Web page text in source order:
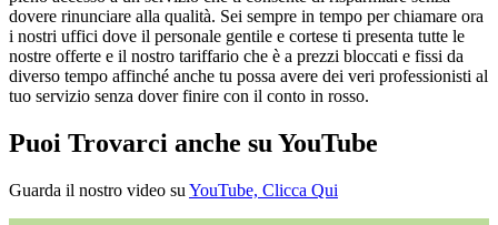
dovere rinunciare alla qualità. Sei sempre in tempo per chiamare ora
i nostri uffici dove il personale gentile e cortese ti presenta tutte le
nostre offerte e il nostro tariffario che è a prezzi bloccati e fissi da
diverso tempo affinché anche tu possa avere dei veri professionisti al
tuo servizio senza dover finire con il conto in rosso.
Puoi Trovarci anche su YouTube
Guarda il nostro video su YouTube, Clicca Qui